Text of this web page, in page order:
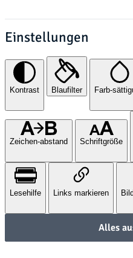
Einstellungen
Kontrast Blaufilter Farb-
Zeichen-abstand Schriftgröße
Lesehilfe Links markieren
Alles